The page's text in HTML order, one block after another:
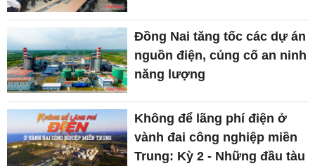
Đồng Nai tăng tốc các dự án
nguồn điện, củng cố an ninh
năng lượng
Không để lãng phí điện ở
vành đai công nghiệp miền
Trung: Kỳ 2 - Những đầu tàu